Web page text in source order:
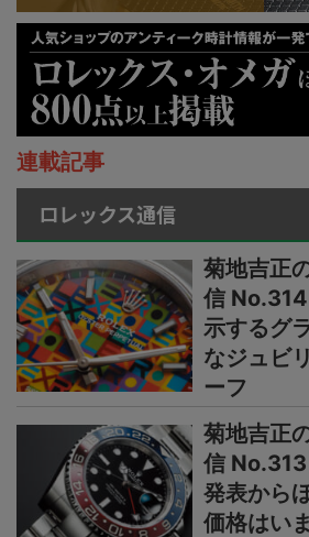
連載記事
ロレックス通信
菊地吉正
信
示するグ
なジュビ
ーフ
菊地吉正
信
発表から
価格はい